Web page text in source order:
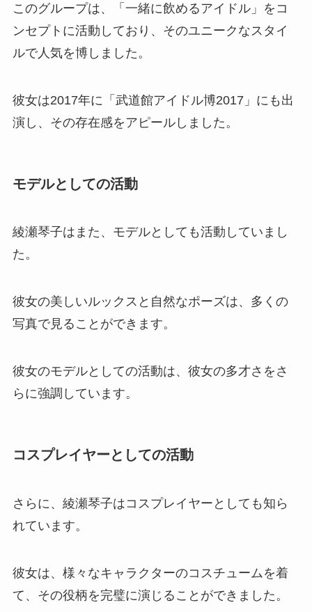
このグループは、「一緒に飲めるアイドル」をコ
ンセプトに活動しており、そのユニークなスタイ
ルで人気を博しました。
彼女は2017年に「武道館アイドル博2017」にも出
演し、その存在感をアピールしました。
モデルとしての活動
綾瀬琴子はまた、モデルとしても活動していまし
た。
彼女の美しいルックスと自然なポーズは、多くの
写真で見ることができます。
彼女のモデルとしての活動は、彼女の多才さをさ
らに強調しています。
コスプレイヤーとしての活動
さらに、綾瀬琴子はコスプレイヤーとしても知ら
れています。
彼女は、様々なキャラクターのコスチュームを着
て、その役柄を完璧に演じることができました。